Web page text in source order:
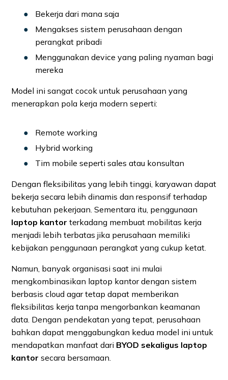
Bekerja dari mana saja
Mengakses sistem perusahaan dengan
perangkat pribadi
Menggunakan device yang paling nyaman bagi
mereka
Model ini sangat cocok untuk perusahaan yang
menerapkan pola kerja modern seperti:
Remote working
Hybrid working
Tim mobile seperti sales atau konsultan
Dengan fleksibilitas yang lebih tinggi, karyawan dapat
bekerja secara lebih dinamis dan responsif terhadap
kebutuhan pekerjaan. Sementara itu, penggunaan
laptop kantor terkadang membuat mobilitas kerja
menjadi lebih terbatas jika perusahaan memiliki
kebijakan penggunaan perangkat yang cukup ketat.
Namun, banyak organisasi saat ini mulai
mengkombinasikan laptop kantor dengan sistem
berbasis cloud agar tetap dapat memberikan
fleksibilitas kerja tanpa mengorbankan keamanan
data. Dengan pendekatan yang tepat, perusahaan
bahkan dapat menggabungkan kedua model ini untuk
mendapatkan manfaat dari BYOD sekaligus laptop
kantor secara bersamaan.